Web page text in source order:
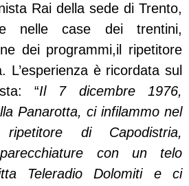
Rai della sede di Trento,
nelle case dei trentini,
dei programmi,il ripetitore
L’esperienza è ricordata sul
“Il 7 dicembre 1976,
Panarotta, ci infilammo nel
di Capodistria,
con un telo
Teleradio Dolomiti e ci